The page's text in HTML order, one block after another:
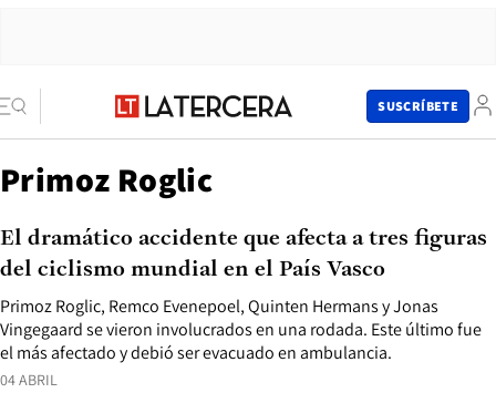
SUSCRÍBETE
Primoz Roglic
04 ABRIL
Primoz Roglic, Remco Evenepoel, Quinten Hermans y Jonas
Vingegaard se vieron involucrados en una rodada. Este último fue
el más afectado y debió ser evacuado en ambulancia.
El dramático accidente que afecta a tres figuras
del ciclismo mundial en el País Vasco